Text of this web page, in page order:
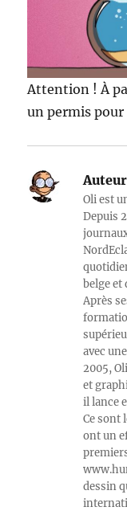
Attention ! À
un permis
Oli est
Depuis
belge et
Après
avec
2005,
et
il lance
Ce sont
ont un
dessin